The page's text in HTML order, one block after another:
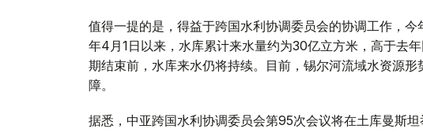
值得一提的是，得益于跨国水利协调委员会的协调工作，
年4月1日以来，水库累计来水量约为30亿立方米，高于去
期结束前，水库来水仍将持续。目前，锡尔河流域水资源
障。
据悉，中亚跨国水利协调委员会第95次会议将在土库曼斯坦